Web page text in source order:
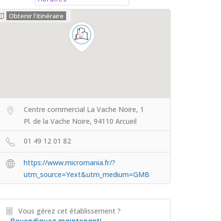
Obtenir l'itinéraire
Centre commercial La Vache Noire, 1
Pl. de la Vache Noire, 94110 Arcueil
01 49 12 01 82
https://www.micromania.fr/?
utm_source=Yext&utm_medium=GMB
Vous gérez cet établissement ?